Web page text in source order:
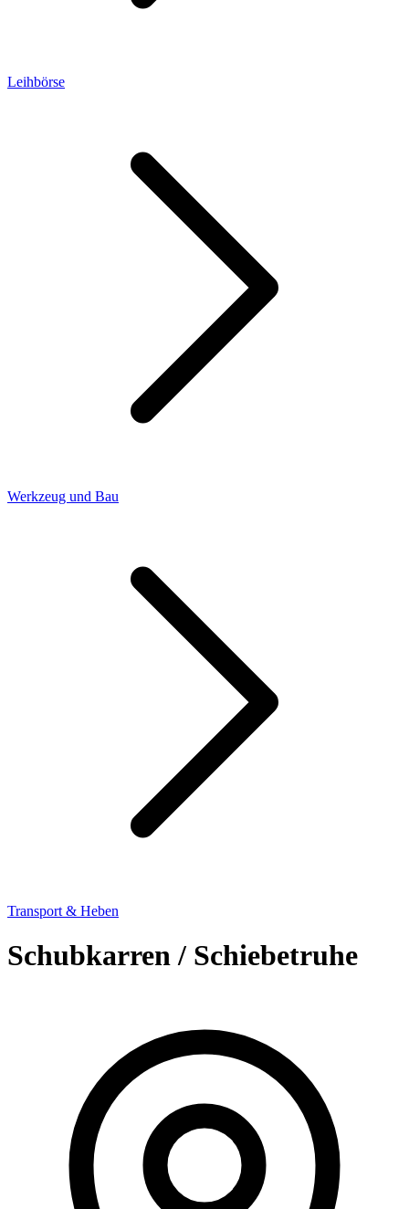
Leihbörse
Werkzeug und Bau
Transport & Heben
Schubkarren / Schiebetruhe